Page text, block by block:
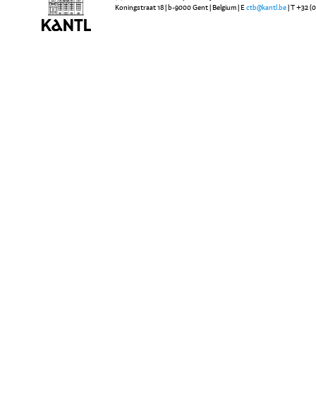
Koningstraat 18 | b-9000 Gent | Belgium | E ctb@kantl.be | T +32